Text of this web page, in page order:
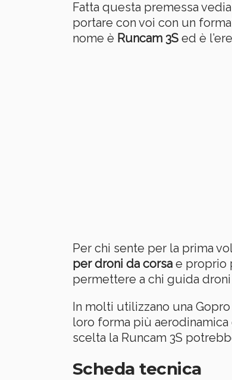
Fatta questa premessa
portare con voi con un
nome è Runcam 3S ed è
Per chi sente per la prima
per droni da corsa e proprio
permettere a chi guida
In molti utilizzano una
loro forma più
scelta la Runcam 3S
Scheda tecnica